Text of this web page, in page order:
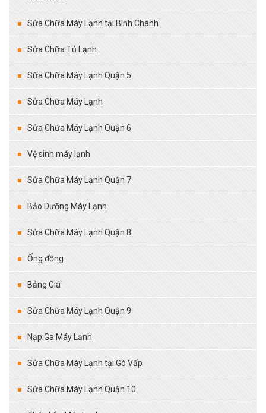
Sửa Chữa Máy Lạnh tại Bình Chánh
Sửa Chữa Tủ Lạnh
Sữa Chữa Máy Lạnh Quận 5
Sửa Chữa Máy Lạnh
Sửa Chữa Máy Lạnh Quận 6
Vệ sinh máy lạnh
Sửa Chữa Máy Lạnh Quận 7
Bảo Dưỡng Máy Lạnh
Sửa Chữa Máy Lạnh Quận 8
Ống đồng
Bảng Giá
Sửa Chữa Máy Lạnh Quận 9
Nạp Ga Máy Lạnh
Sửa Chữa Máy Lạnh tại Gò Vấp
Sửa Chữa Máy Lạnh Quận 10